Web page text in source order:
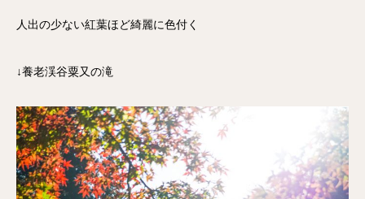
人出の少ない紅葉ほど綺麗に色付く
↓養老渓谷粟又の滝